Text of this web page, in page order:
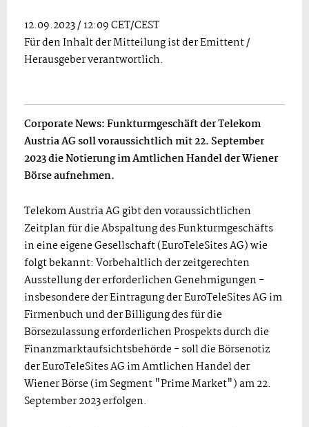
12.09.2023 / 12:09 CET/CEST
Für den Inhalt der Mitteilung ist der Emittent /
Herausgeber verantwortlich.
Corporate News: Funkturmgeschäft der Telekom
Austria AG soll voraussichtlich mit 22. September
2023 die Notierung im Amtlichen Handel der Wiener
Börse aufnehmen.
Telekom Austria AG gibt den voraussichtlichen
Zeitplan für die Abspaltung des Funkturmgeschäfts
in eine eigene Gesellschaft (EuroTeleSites AG) wie
folgt bekannt: Vorbehaltlich der zeitgerechten
Ausstellung der erforderlichen Genehmigungen -
insbesondere der Eintragung der EuroTeleSites AG im
Firmenbuch und der Billigung des für die
Börsezulassung erforderlichen Prospekts durch die
Finanzmarktaufsichtsbehörde - soll die Börsenotiz
der EuroTeleSites AG im Amtlichen Handel der
Wiener Börse (im Segment "Prime Market") am 22.
September 2023 erfolgen.